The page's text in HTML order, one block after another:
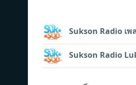
Sukson Radio เพ
Sukson Radio